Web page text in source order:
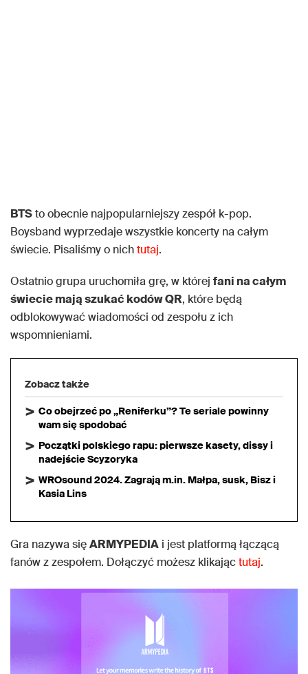
BTSto obecnie najpopularniejszy zespół k-pop.
Boysband wyprzedaje wszystkie koncerty na całym
świecie. Pisaliśmy o nichtutaj.
Ostatnio grupa uruchomiła grę, w której fani na całym
świecie mają szukać kodów QR, które będą
odblokowywać wiadomości od zespołu z ich
wspomnieniami.
Zobacz także
Co obejrzeć po „Reniferku”? Te seriale powinny
wam się spodobać
Początki polskiego rapu: pierwsze kasety, dissy i
nadejście Scyzoryka
WROsound 2024. Zagrają m.in. Małpa, susk, Bisz i
Kasia Lins
Gra nazywa sięARMYPEDIA i jest platformą łączącą
fanów z zespołem. Dołączyć możesz klikająctutaj.